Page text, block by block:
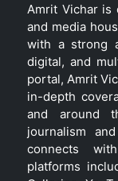
Amrit Vichar is
and media
with a strong
digital, and
portal, Amrit
in-depth
and around
journalism
connects
platforms